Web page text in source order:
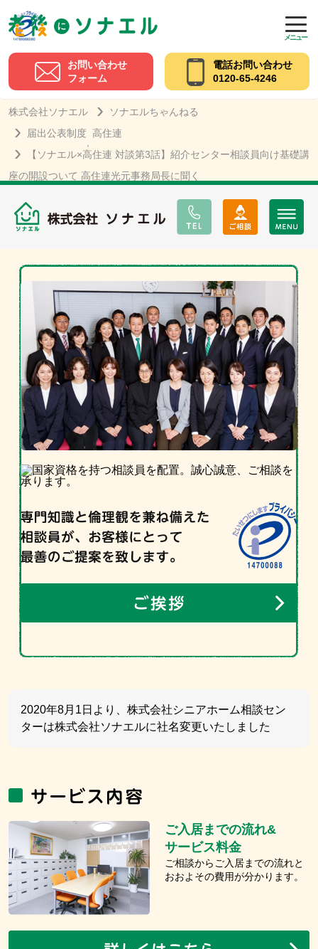
メニュー
お問い合わせ
フォーム
電話お問い合わせ
0120-65-4246
株式会社ソナエル
ソナエルちゃんねる
届出公表制度
高住連
【ソナエル×高住連 対談第3話】紹介センター相談員向け基礎講
座の開設ついて 高住連光元事務局長に聞く
2020年8月1日より、株式会社シニアホーム相談セン
ターは株式会社ソナエルに社名変更いたしました
ご入居までの流れ&
サービス料金
ご相談からご入居までの流れと
おおよその費用が分かります。